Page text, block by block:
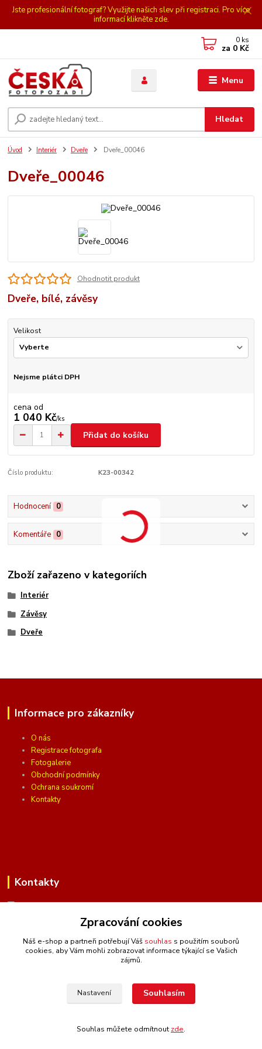
Jste profesionální fotograf? Využijte našich slev při registraci. Pro více
informací klikněte zde.
Menu
Hledat
0 ks
za 0 Kč
Úvod Interiér Dveře Dveře_00046
Dveře_00046
Ohodnotit produkt
Dveře, bílé, závěsy
Velikost
Nejsme plátci DPH
cena od
1 040 Kč/ks
Přidat do košíku
Číslo produktu: K23-00342
Hodnocení 0
Komentáře 0
Zboží zařazeno v kategoriích
Interiér
Závěsy
Dveře
Informace pro zákazníky
O nás
Registrace fotografa
Fotogalerie
Obchodní podmínky
Ochrana soukromí
Kontakty
Kontakty
(Po-Pá, 10 - 16 hod.)
info@ceskafotopozadi.cz
Zpracování cookies
Náš e-shop a partneři potřebují Váš souhlas s použitím souborů
cookies, aby Vám mohli zobrazovat informace týkající se Vašich
zájmů.
Nastavení Souhlasím
Souhlas můžete odmítnout zde.